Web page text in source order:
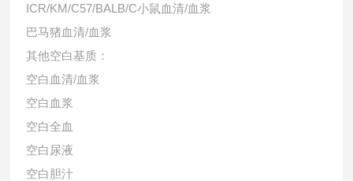
ICR/KM/C57/BALB/C小鼠血清/血浆
巴马猪血清/血浆
其他空白基质：
空白血清/血浆
空白血浆
空白全血
空白尿液
空白胆汁